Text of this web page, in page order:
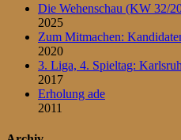
Die Wehenschau (KW 32/
2025
Zum Mitmachen:
2020
3. Liga, 4. Spieltag:
2017
Erholung ade
2011